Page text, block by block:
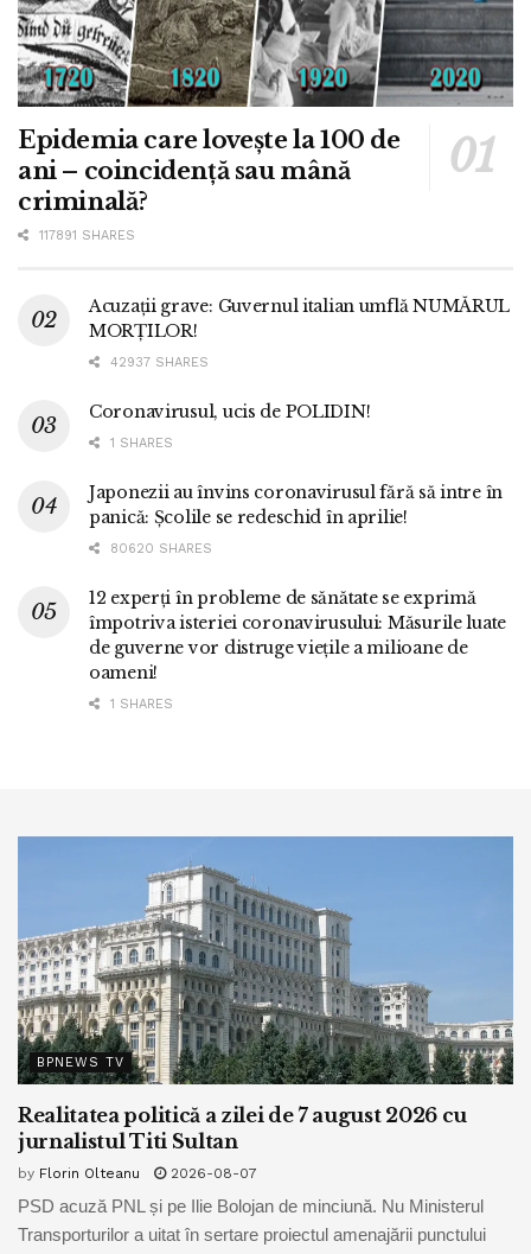
Epidemia care lovește la 100 de
ani – coincidență sau mână
criminală?
117891 SHARES
Acuzații grave: Guvernul italian umflă NUMĂRUL
MORȚILOR!
42937 SHARES
Coronavirusul, ucis de POLIDIN!
1 SHARES
Japonezii au învins coronavirusul fără să intre în
panică: Școlile se redeschid în aprilie!
80620 SHARES
12 experți în probleme de sănătate se exprimă
împotriva isteriei coronavirusului: Măsurile luate
de guverne vor distruge viețile a milioane de
oameni!
1 SHARES
BPNEWS TV
Realitatea politică a zilei de 7 august 2026 cu
jurnalistul Titi Sultan
by Florin Olteanu 2026-08-07
PSD acuză PNL și pe Ilie Bolojan de minciună. Nu Ministerul
Transporturilor a uitat în sertare proiectul amenajării punctului